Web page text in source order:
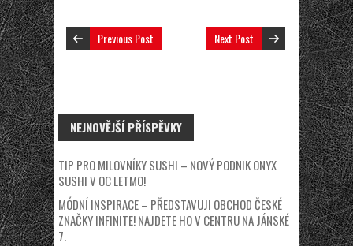
Previous Post Next Post
NEJNOVĚJŠÍ PŘÍSPĚVKY
TIP PRO MILOVNÍKY SUSHI – NOVÝ PODNIK ONYX
SUSHI V OC LETMO!
MÓDNÍ INSPIRACE – PŘEDSTAVUJI OBCHOD ČESKÉ
ZNAČKY INFINITE! NAJDETE HO V CENTRU NA JÁNSKÉ
7.